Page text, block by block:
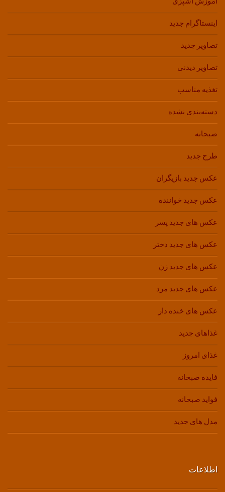
اینستاگرام جدید
تصاویر جدید
تصاویر دیدنی
تغذیه مناسب
دسته‌بندی نشده
صبحانه
طرح جدید
عکس جدید بازیگران
عکس جدید خواننده
عکس های جدید پسر
عکس های جدید دختر
عکس های جدید زن
عکس های جدید مرد
عکس های خنده دار
غذاهای جدید
غذای امروز
فایده صبحانه
فواید صبحانه
مدل های جدید
اطلاعات